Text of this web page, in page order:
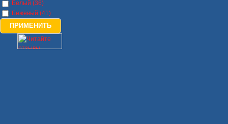
Белый (36)
Бежевый (41)
ПРИМЕНИТЬ